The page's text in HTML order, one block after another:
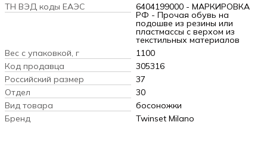
ТН ВЭД коды ЕАЭС
6404199000 - МАРКИРОВКА
РФ - Прочая обувь на
подошве из резины или
пластмассы с верхом из
текстильных материалов
Вес с упаковкой, г
1100
Код продавца
305316
Российский размер
37
Отдел
30
Вид товара
босоножки
Бренд
Twinset Milano